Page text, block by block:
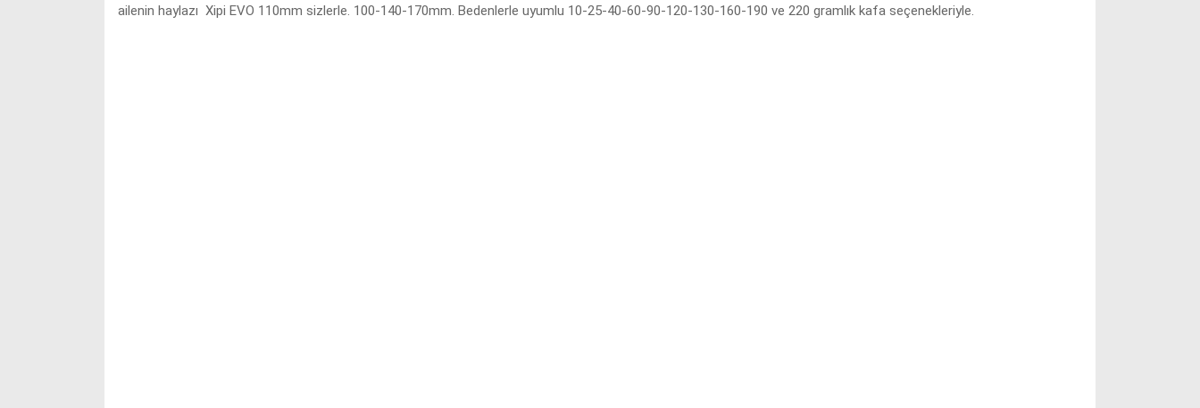
ailenin haylazı Xipi EVO 110mm sizlerle. 100-140-170mm. Bedenlerle uyumlu 10-25-40-60-90-120-130-160-190 ve 220 gramlık kafa seçenekleriyle.